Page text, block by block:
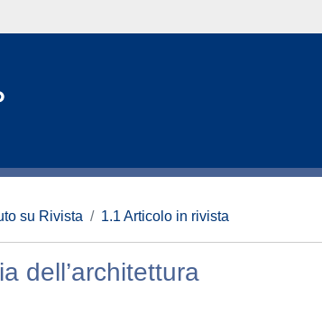
su Rivista 1.1 Articolo in rivista
dell’architettura